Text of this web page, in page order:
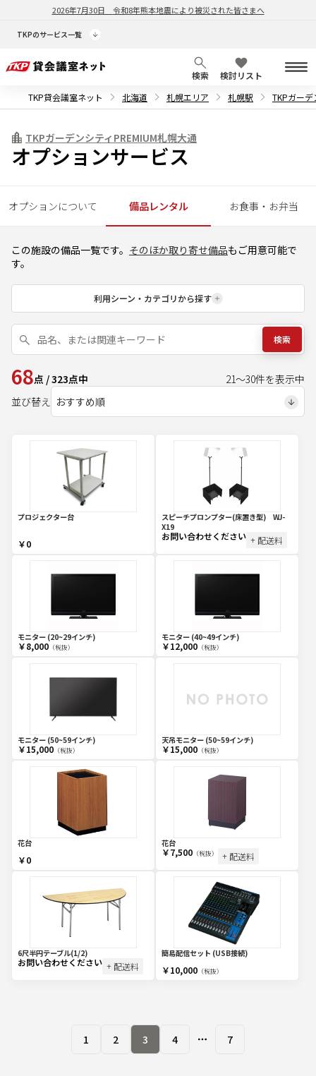
2026年7月30日 令和8年熊本地震により被災された皆さまへ
TKPのサービス一覧
検索
検討リスト
TKP貸会議室ネット
北海道 札幌エリア 札幌駅 TKPガーデ
TKPガーデンシティPREMIUM札幌大通
オプションサービス
オプションについて 備品レンタル お食事・お弁当
この施設の備品一覧です。 そのほか取り寄せ備品もご用意可能で
す。
利用シーン・カテゴリから探す
検索
68点 /323点中 21～30件を表示中
並び替え
プロジェクター台
￥0
スピーチプロンプター(床置き型) WJ-
X19
お問い合わせください + 配送料
モニター (20~29インチ)
￥8,000（税抜）
モニター (40~49インチ)
￥12,000（税抜）
モニター (50~59インチ)
￥15,000（税抜）
天吊モニター (50~59インチ)
￥15,000（税抜）
花台
￥0
花台
￥7,500（税抜） + 配送料
6尺半円テーブル(1/2)
お問い合わせください + 配送料
簡易配信セット (USB接続)
￥10,000（税抜）
1 2 3 4 More pages
7